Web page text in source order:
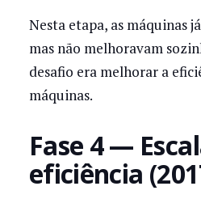
Nesta etapa, as máquinas
mas não melhoravam
desafio era melhorar a
máquinas.
Fase 4 —
eficiência